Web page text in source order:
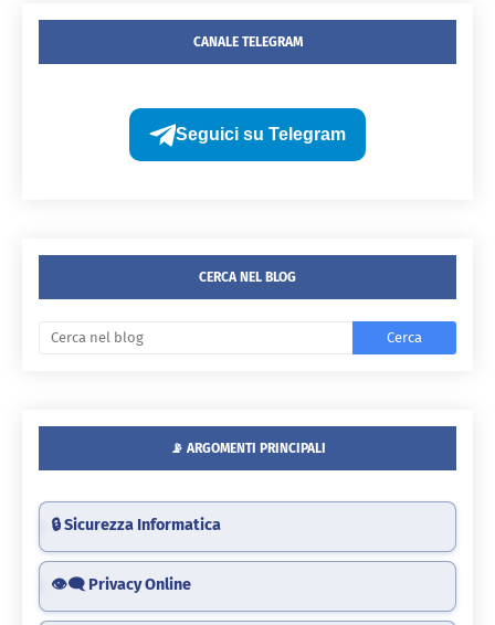
CANALE TELEGRAM
Seguici su Telegram
CERCA NEL BLOG
📡 ARGOMENTI PRINCIPALI
🔒 Sicurezza Informatica
👁️‍🗨️ Privacy Online